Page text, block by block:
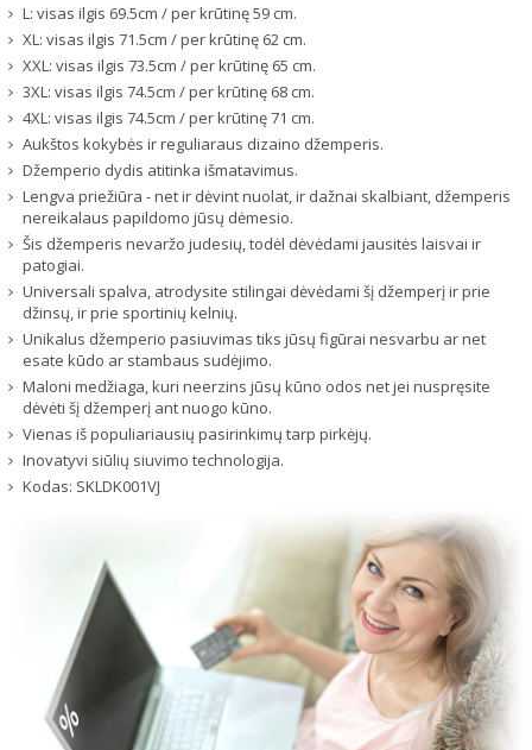
L: visas ilgis 69.5cm / per krūtinę 59 cm.
XL: visas ilgis 71.5cm / per krūtinę 62 cm.
XXL: visas ilgis 73.5cm / per krūtinę 65 cm.
3XL: visas ilgis 74.5cm / per krūtinę 68 cm.
4XL: visas ilgis 74.5cm / per krūtinę 71 cm.
Aukštos kokybės ir reguliaraus dizaino džemperis.
Džemperio dydis atitinka išmatavimus.
Lengva priežiūra - net ir dėvint nuolat, ir dažnai skalbiant, džemperis
nereikalaus papildomo jūsų dėmesio.
Šis džemperis nevaržo judesių, todėl dėvėdami jausitės laisvai ir
patogiai.
Universali spalva, atrodysite stilingai dėvėdami šį džemperį ir prie
džinsų, ir prie sportinių kelnių.
Unikalus džemperio pasiuvimas tiks jūsų figūrai nesvarbu ar net
esate kūdo ar stambaus sudėjimo.
Maloni medžiaga, kuri neerzins jūsų kūno odos net jei nuspręsite
dėvėti šį džemperį ant nuogo kūno.
Vienas iš populiariausių pasirinkimų tarp pirkėjų.
Inovatyvi siūlių siuvimo technologija.
Kodas: SKLDK001VJ